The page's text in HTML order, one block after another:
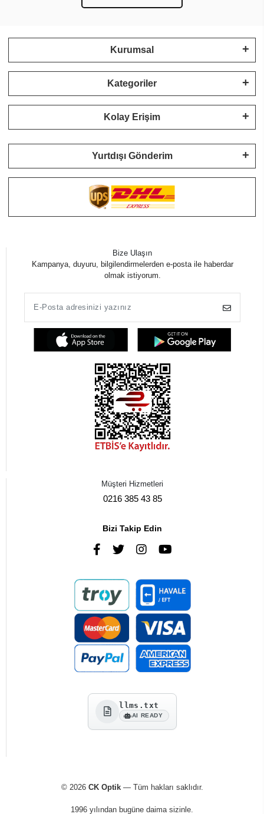
Kurumsal
Kategoriler
Kolay Erişim
Yurtdışı Gönderim
Bize Ulaşın
Kampanya, duyuru, bilgilendirmelerden e-posta ile haberdar
olmak istiyorum.
Müşteri Hizmetleri
0216 385 43 85
Bizi Takip Edin
llms.txt
AI READY
© 2026 CK Optik— Tüm hakları saklıdır.
1996 yılından bugüne daima sizinle.